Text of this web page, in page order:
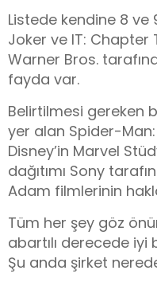
Listede kendine 8 ve
Joker ve IT: Chapter
Warner Bros.
fayda var.
Belirtilmesi gereken
yer alan Spider-
Disney’in Marvel
dağıtımı Sony
Adam filmlerinin
Tüm her şey göz
abartılı derecede iyi
Şu anda şirket